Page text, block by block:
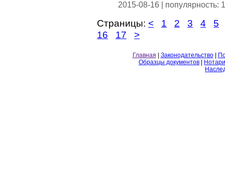
2015-08-16 | популярность:
Страницы: < 1 2 3 4
5
16
17 >
Главная Законодательство|
Образцы документов